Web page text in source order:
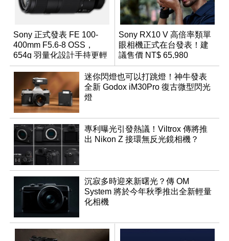
Sony 正式發表 FE 100-
400mm F5.6-8 OSS，
654g 羽量化設計手持更輕
鬆
Sony RX10 V 高倍率類單
眼相機正式在台發表！建
議售價 NT$ 65,980
迷你閃燈也可以打跳燈！神牛發表
全新 Godox iM30Pro 復古微型閃光
燈
專利曝光引發熱議！Viltrox 傳將推
出 Nikon Z 接環無反光鏡相機？
沉寂多時迎來新曙光？傳 OM
System 將於今年秋季推出全新輕量
化相機